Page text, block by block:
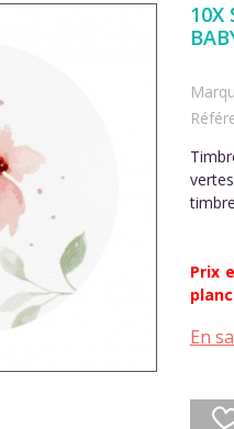
10X
Prix
En